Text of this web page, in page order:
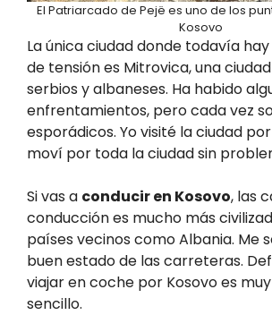
El Patriarcado de Pejë es uno de los
Kosovo
La única ciudad donde todavía
de tensión es Mitrovica, una
serbios y albaneses. Ha habido
enfrentamientos, pero cada vez
esporádicos. Yo visité la ciudad
moví por toda la ciudad sin
Si vas a conducir en Kosovo, las
conducción es mucho más
países vecinos como Albania. Me
buen estado de las carreteras.
viajar en coche por Kosovo es
sencillo.